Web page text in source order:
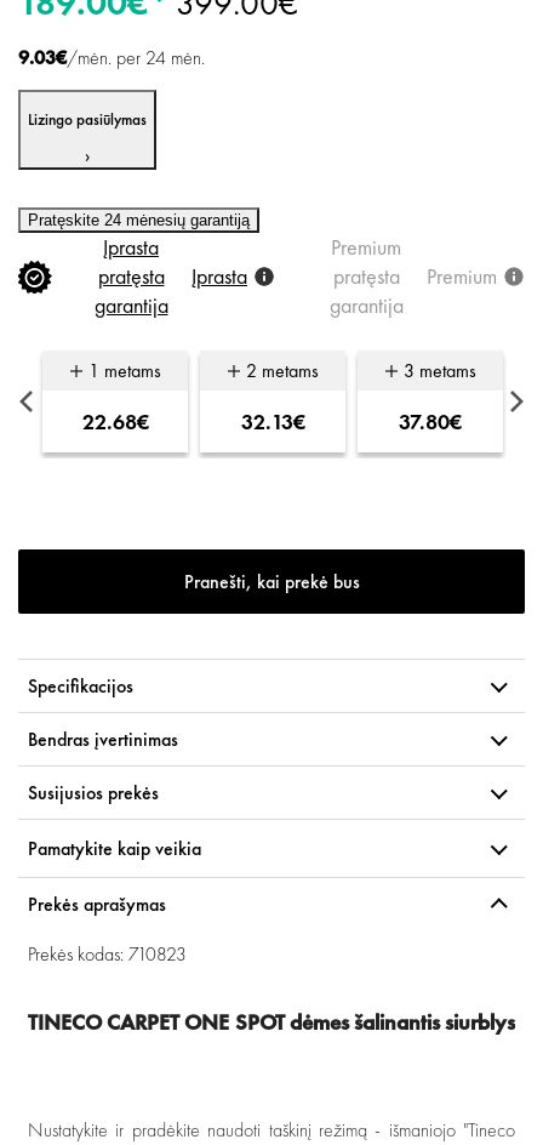
9.03€/mėn. per 24 mėn.
Lizingo pasiūlymas
›
Pratęskite 24 mėnesių garantiją
Įprasta
pratęsta
garantija
Įprasta
Premium
pratęsta
garantija
Premium
1 metams
22.68€
2 metams
32.13€
3 metams
37.80€
Pranešti, kai prekė bus
Specifikacijos
Bendras įvertinimas
Susijusios prekės
Pamatykite kaip veikia
Prekės aprašymas
Prekės kodas: 710823
TINECO CARPET ONE SPOT dėmes šalinantis siurblys
Nustatykite ir pradėkite naudoti taškinį režimą - išmaniojo "Tineco